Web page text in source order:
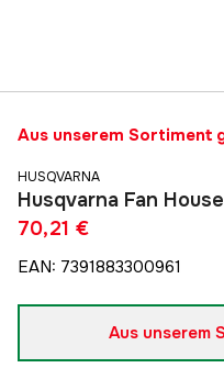
Aus unserem Sortiment
HUSQVARNA
Husqvarna Fan
70,21 €
EAN: 7391883300961
Aus unserem